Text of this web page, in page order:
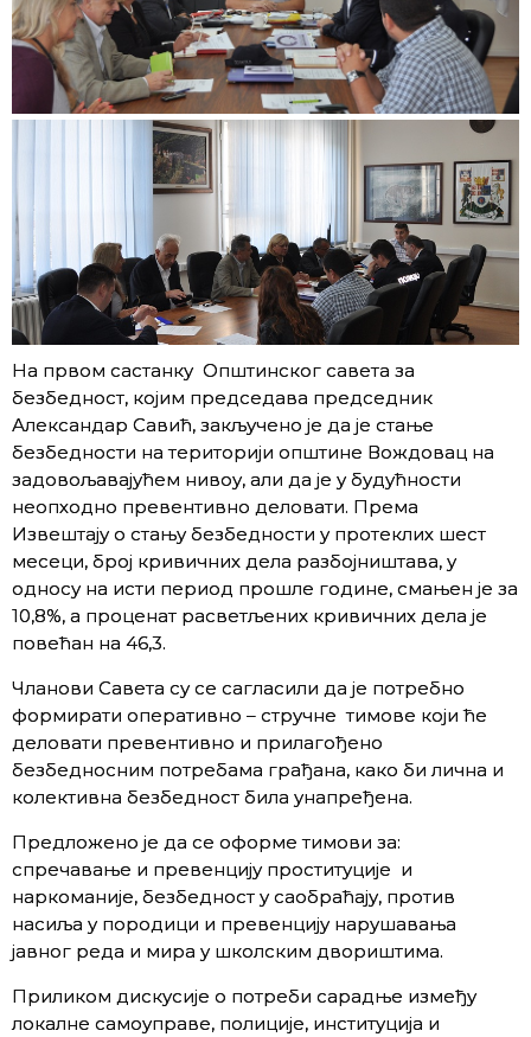
На првом састанку Општинског савета за
безбедност, којим председава председник
Александар Савић, закључено је да је стање
безбедности на територији општине Вождовац на
задовољавајућем нивоу, али да је у будућности
неопходно превентивно деловати. Према
Извештају о стању безбедности у протеклих шест
месеци, број кривичних дела разбојништава, у
односу на исти период прошле године, смањен је за
10,8%, а проценат расветљених кривичних дела је
повећан на 46,3.
Чланови Савета су се сагласили да је потребно
формирати оперативно – стручне тимове који ће
деловати превентивно и прилагођено
безбедносним потребама грађана, како би лична и
колективна безбедност била унапређена.
Предложено је да се оформе тимови за:
спречавање и превенцију проституције и
наркоманије, безбедност у саобраћају, против
насиља у породици и превенцију нарушавања
јавног реда и мира у школским двориштима.
Приликом дискусије о потреби сарадње између
локалне самоуправе, полиције, институција и